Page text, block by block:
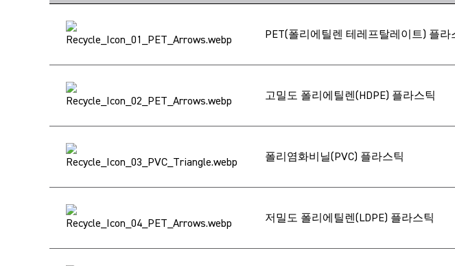
PET(폴리에틸렌 테레프탈레이트) 플라
고밀도 폴리에틸렌(HDPE) 플라스틱
폴리염화비닐(PVC) 플라스틱
저밀도 폴리에틸렌(LDPE) 플라스틱